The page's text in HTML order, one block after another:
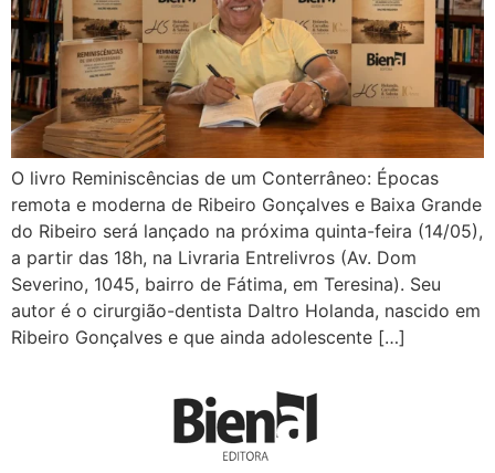
O livro Reminiscências de um Conterrâneo: Épocas
remota e moderna de Ribeiro Gonçalves e Baixa Grande
do Ribeiro será lançado na próxima quinta-feira (14/05),
a partir das 18h, na Livraria Entrelivros (Av. Dom
Severino, 1045, bairro de Fátima, em Teresina). Seu
autor é o cirurgião-dentista Daltro Holanda, nascido em
Ribeiro Gonçalves e que ainda adolescente […]